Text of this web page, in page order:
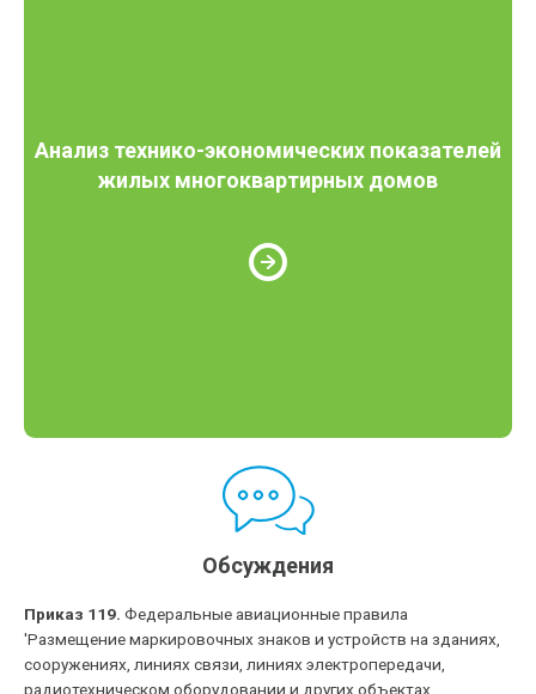
Анализ технико-экономических показателей
жилых многоквартирных домов
Обсуждения
Приказ 119. Федеральные авиационные правила
'Размещение маркировочных знаков и устройств на зданиях,
сооружениях, линиях связи, линиях электропередачи,
радиотехническом оборудовании и других объектах,